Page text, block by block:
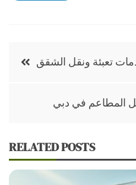
Post
navigation
تعبئة ونقل الشقق
المطاعم في دبي
RELATED POSTS